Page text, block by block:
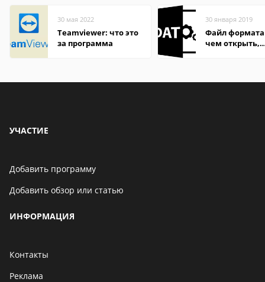
30 мая 2022
Teamviewer: что это
за программа
30 января 2019
Файл формата
чем открыть,
УЧАСТИЕ
Добавить программу
Добавить обзор или статью
ИНФОРМАЦИЯ
Контакты
Реклама